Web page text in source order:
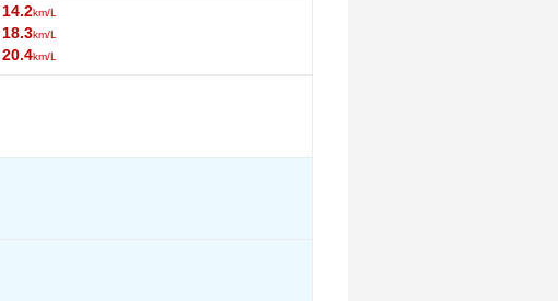
14.2km/L
18.3km/L
20.4km/L